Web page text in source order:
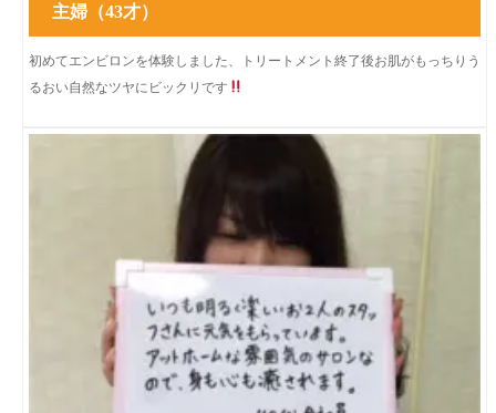
主婦（43才）
初めてエンビロンを体験しました、トリートメント終了後お肌がもっちりう
るおい自然なツヤにビックリです